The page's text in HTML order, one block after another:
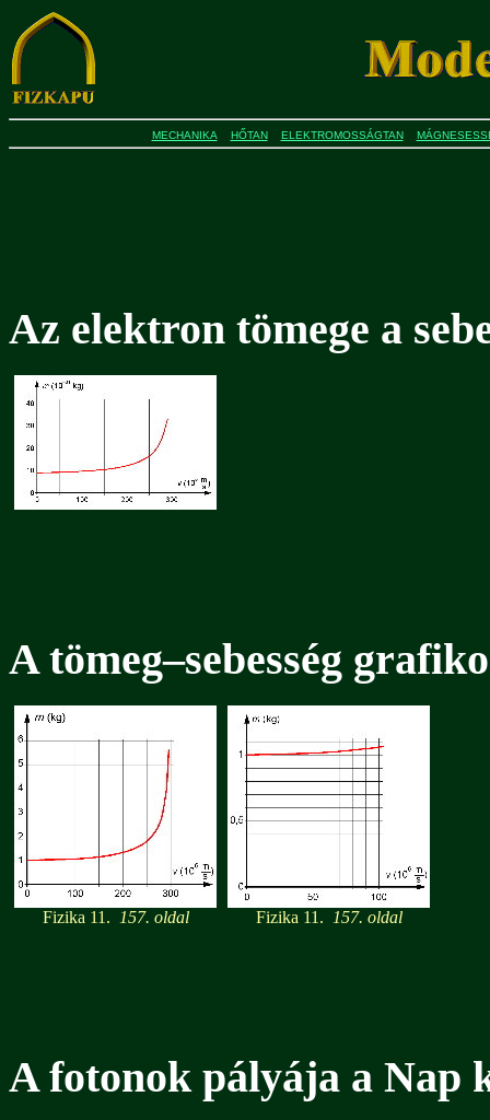
MECHANIKA HŐTAN ELEKTROMOSSÁGTAN
Az elektron tömege a
A tömeg–sebesség
Fizika 11. 157. oldal Fizika 11. 157. oldal
A fotonok pályája a Nap